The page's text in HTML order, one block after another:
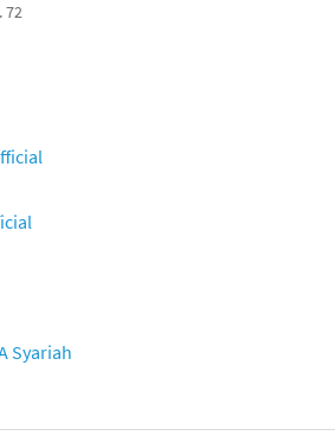
72
Syariah